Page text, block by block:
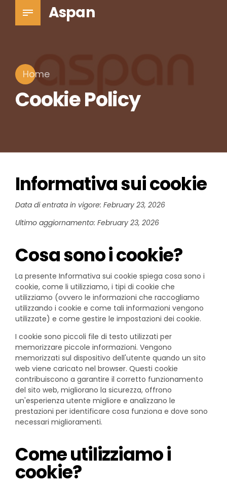
Aspan
Home
Cookie Policy
Informativa sui cookie
Data di entrata in vigore: February 23, 2026
Ultimo aggiornamento: February 23, 2026
Cosa sono i cookie?
La presente Informativa sui cookie spiega cosa sono i
cookie, come li utilizziamo, i tipi di cookie che
utilizziamo (ovvero le informazioni che raccogliamo
utilizzando i cookie e come tali informazioni vengono
utilizzate) e come gestire le impostazioni dei cookie.
I cookie sono piccoli file di testo utilizzati per
memorizzare piccole informazioni. Vengono
memorizzati sul dispositivo dell'utente quando un sito
web viene caricato nel browser. Questi cookie
contribuiscono a garantire il corretto funzionamento
del sito web, migliorano la sicurezza, offrono
un'esperienza utente migliore e analizzano le
prestazioni per identificare cosa funziona e dove sono
necessari miglioramenti.
Come utilizziamo i
cookie?